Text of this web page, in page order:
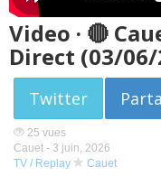
Video · 🔴
Direct (03/06/
Twitter
25 vues
Cauet - 3 juin, 2026
TV / Replay
Cauet